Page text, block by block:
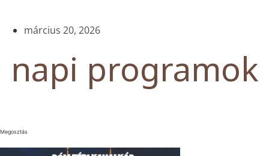
március 20, 2026
napi programok
Megosztás